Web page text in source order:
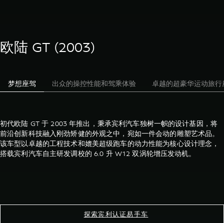
欧陆 GT (2003)
梦想座驾 出众的操控性能和驾乘体验 卓越的超豪华运动旅行
初代欧陆 GT 于 2003 年推出，秉承宾利汽车独树一帜的设计基因，将
前沿创新科技融入刚劲矫健的外观之中，宛如一件会动的雕塑艺术品。
该车型以卓越的工程技术和媲美超级跑车的动力性能为核心设计理念，
搭载宾利汽车自主研发调校的 6.0 升 W12 双涡轮增压发动机。
探索宾利认证易手车